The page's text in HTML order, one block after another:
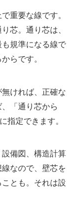
重要な線です。
芯。通り芯は、
規準になる線で
らです。
ければ、正確な
「通り芯から
指定できます。
備図、構造計算
なので、壁芯を
とも。それは設